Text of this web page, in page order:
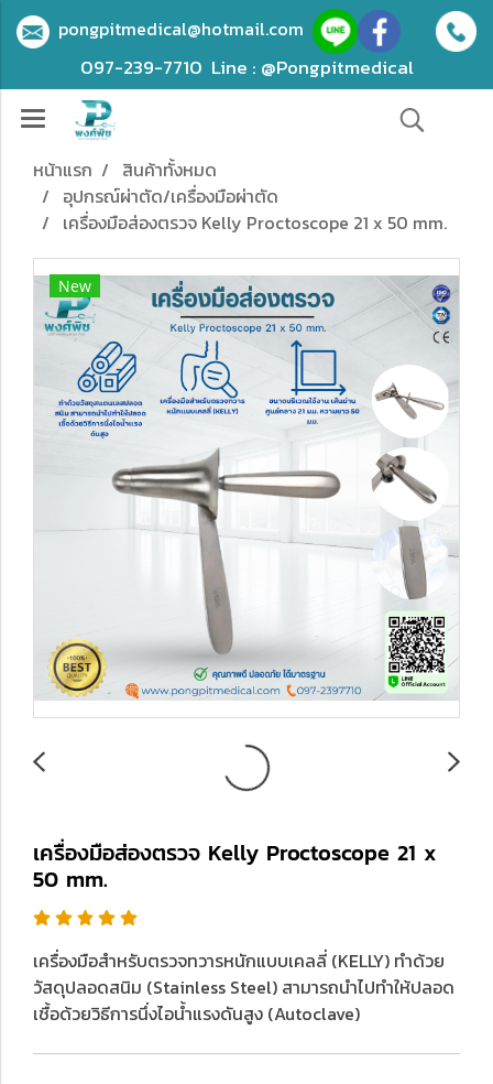
pongpitmedical@hotmail.com
097-239-7710 Line : @Pongpitmedical
หน้าแรก
สินค้าทั้งหมด
อุปกรณ์ผ่าตัด/เครื่องมือผ่าตัด
เครื่องมือส่องตรวจ Kelly Proctoscope 21 x 50 mm.
New
เครื่องมือส่องตรวจ Kelly Proctoscope 21 x
50 mm.
เครื่องมือสำหรับตรวจทวารหนักแบบเคลลี่ (KELLY) ทำด้วย
วัสดุปลอดสนิม (Stainless Steel) สามารถนำไปทำให้ปลอด
เชื้อด้วยวิธีการนึ่งไอน้ำแรงดันสูง (Autoclave)